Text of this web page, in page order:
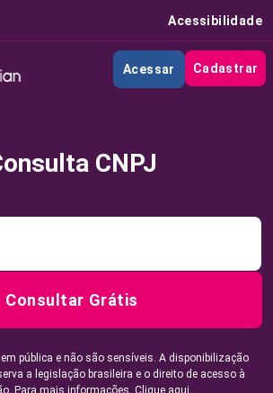
Acessibilidade
Acessar Cadastrar
CNPJ
Consultar Grátis
pública e não são sensíveis. A disponibilização
a legislação brasileira e o direito de acesso à
Para mais informações, Clique aqui.